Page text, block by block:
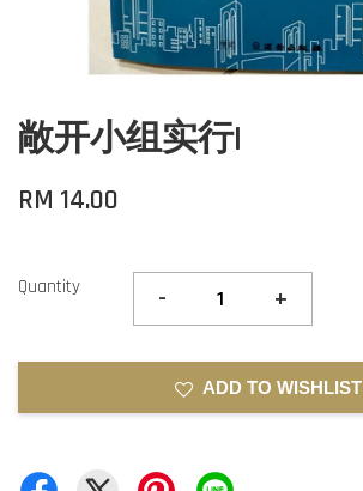
敞开小组实行I
RM 14.00
Quantity - +
ADD TO WISHLIST